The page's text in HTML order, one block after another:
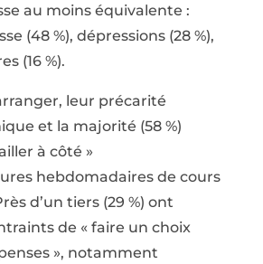
au moins équivalente :
(48 %), dépressions (28 %),
(16 %).
leur précarité
et la majorité (58 %)
à côté »
hebdomadaires de cours
d’un tiers (29 %) ont
de « faire un choix
», notamment